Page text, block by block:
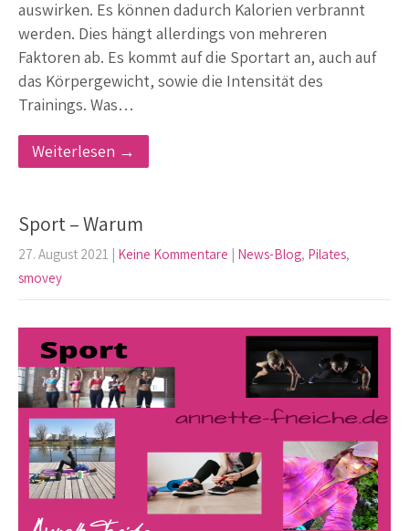
auswirken. Es können dadurch Kalorien verbrannt
werden. Dies hängt allerdings von mehreren
Faktoren ab. Es kommt auf die Sportart an, auch auf
das Körpergewicht, sowie die Intensität des
Trainings. Was…
Weiterlesen →
Sport – Warum
27. August 2021 | Keine Kommentare | News-Blog, Pilates,
smovey